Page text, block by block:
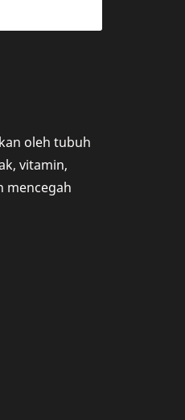
oleh tubuh
vitamin,
mencegah